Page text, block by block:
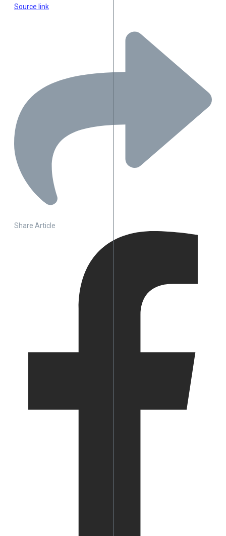
Source link
Share Article